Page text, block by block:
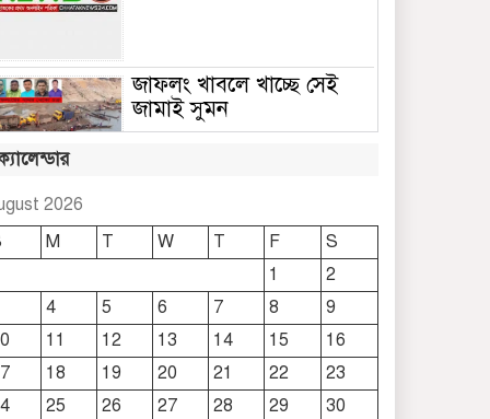
জাফলং খাবলে খাচ্ছে সেই
জামাই সুমন
দোয়ারাবাজারে নামে-বেনামে
চলছে খাসজমি দখলের
প্রতিযোগিতা : নির্লিপ্ত প্রশাসন
ছাতকে রুনা-হামিদ সমাচার,
কর্তৃপক্ষ নিরব
2026
M T W T F
S
1
2
4 5 6 7 8
9
11 12 13 14 15
16
18 19 20 21 22
23
25 26 27 28 29
30